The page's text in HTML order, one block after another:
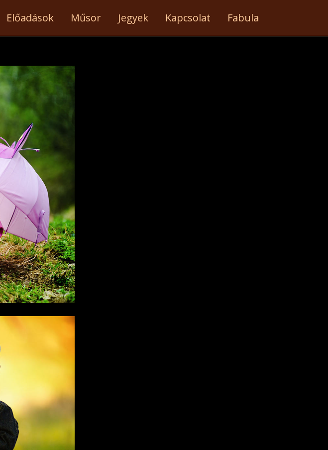
Előadások Műsor Jegyek Kapcsolat Fabula
occaecat cupidatat non proident, sunt in culpa qui
officia deserunt mollit anim id est laborum